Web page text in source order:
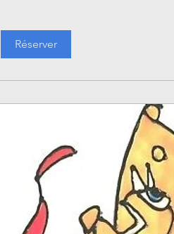
Réserver